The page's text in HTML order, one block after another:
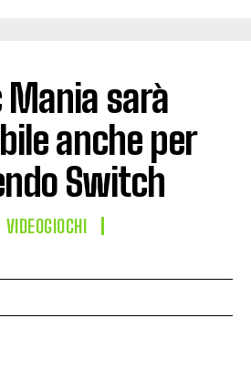
Mania sarà
anche per
Switch
VIDEOGIOCHI